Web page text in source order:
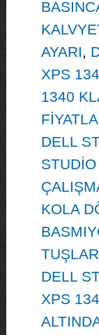
AYARI,
XPS
1340
DELL
KOLA
DELL
XPS